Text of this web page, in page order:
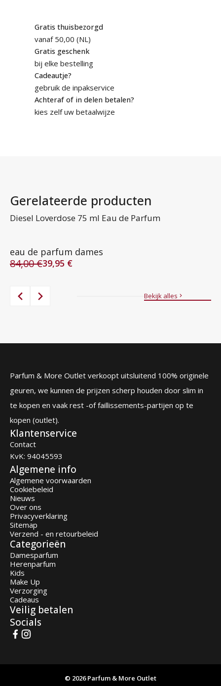
Gratis thuisbezorgd
vanaf 50,00 (NL)
Gratis geschenk
bij elke bestelling
Cadeautje?
gebruik de inpakservice
Achteraf of in delen betalen?
kies zelf uw betaalwijze
Gerelateerde producten
Diesel Loverdose 75 ml Eau de Parfum
eau de parfum dames
84,00€
Oorspronkelijke
was:
84,00 €.
39,95 €
Huidige
39,95 €.
Bekijk alles
Parfum & More Outlet verkoopt uitsluitend 100% originele
geuren, we kunnen de prijzen scherp houden door slim in
te kopen en vaak rest -of faillissements-partijen op te
kopen (outlet).
Klantenservice
Contact
KvK: 94045593
Algemene info
Algemene voorwaarden
Cookiebeleid
Nieuws
Over ons
Privacyverklaring
Sitemap
Verzend - en retourbeleid
Categorieën
Damesparfum
Herenparfum
Kids
Make Up
Verzorging
Cadeaus
Veilig betalen
Socials
© 2026 Parfum & More Outlet